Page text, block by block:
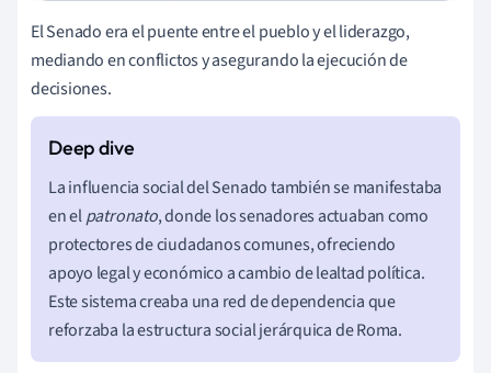
El Senado era el puente entre el pueblo y el liderazgo,
mediando en conflictos y asegurando la ejecución de
decisiones.
La influencia social del Senado también se manifestaba
en elpatronato, donde los senadores actuaban como
protectores de ciudadanos comunes, ofreciendo
apoyo legal y económico a cambio de lealtad política.
Este sistema creaba una red de dependencia que
reforzaba la estructura social jerárquica de Roma.